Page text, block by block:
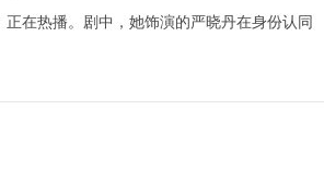
在热播。剧中，她饰演的严晓丹在身份认同